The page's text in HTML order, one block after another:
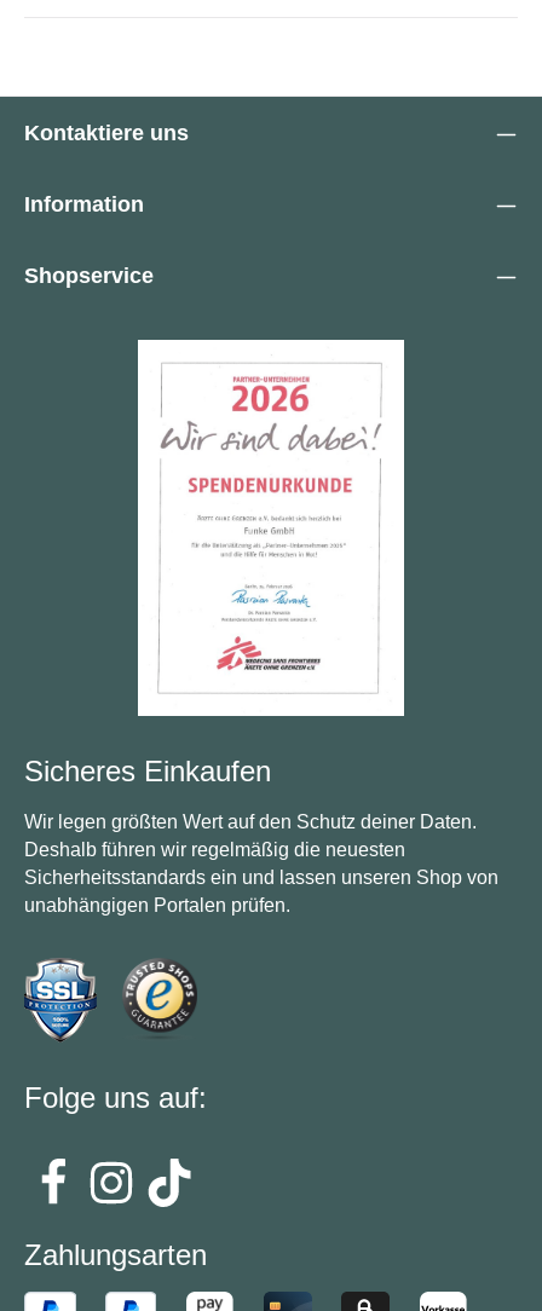
Kontaktiere uns
Information
Shopservice
Sicheres Einkaufen
Wir legen größten Wert auf den Schutz deiner Daten.
Deshalb führen wir regelmäßig die neuesten
Sicherheitsstandards ein und lassen unseren Shop von
unabhängigen Portalen prüfen.
Folge uns auf:
Zahlungsarten